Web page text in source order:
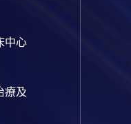
中心
療及